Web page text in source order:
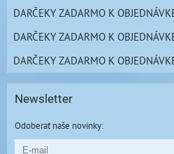
DARČEKY ZADARMO K
DARČEKY ZADARMO K
DARČEKY ZADARMO K
Newsletter
Odoberať naše novinky: